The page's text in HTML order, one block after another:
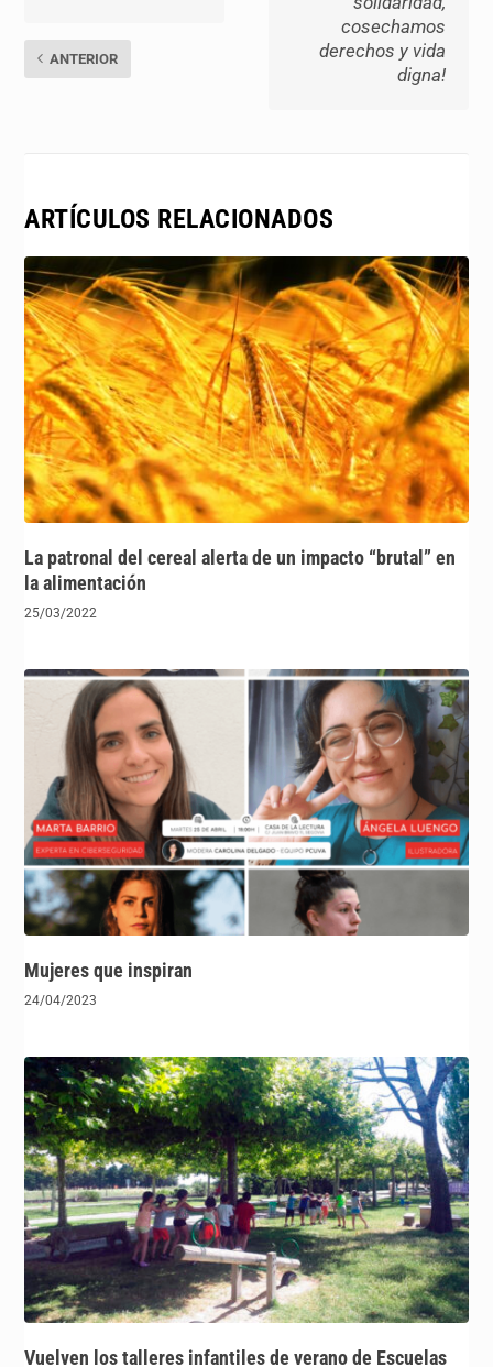
ANTERIOR
cosechamos
derechos y vida
digna!
ARTÍCULOS RELACIONADOS
La patronal del cereal alerta de un impacto “brutal” en
la alimentación
25/03/2022
Mujeres que inspiran
24/04/2023
Vuelven los talleres infantiles de verano de Escuelas